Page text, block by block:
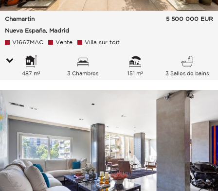
Chamartin
Nueva España, Madrid
5 500 000 EUR
V1667MAC Vente Villa sur toit
487 m² 3 Chambres 151 m² 3 Salles de bains